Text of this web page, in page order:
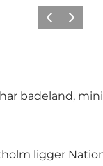
ForrigeNæste
badeland,
ligger